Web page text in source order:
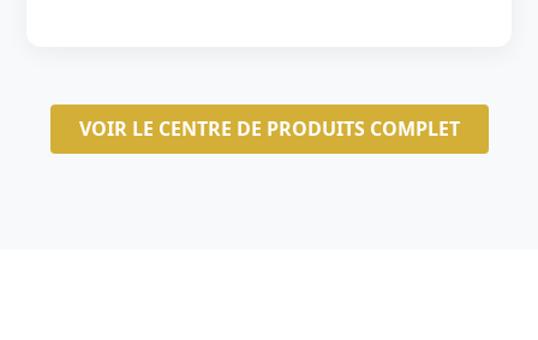
VOIR LE CENTRE DE PRODUITS COMPLET